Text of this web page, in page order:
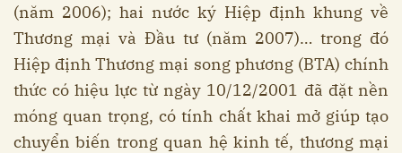
(năm 2006); hai nước ký Hiệp định khung về
Thương mại và Đầu tư (năm 2007)… trong đó
Hiệp định Thương mại song phương (BTA) chính
thức có hiệu lực từ ngày 10/12/2001 đã đặt nền
móng quan trọng, có tính chất khai mở giúp tạo
chuyển biến trong quan hệ kinh tế, thương mại